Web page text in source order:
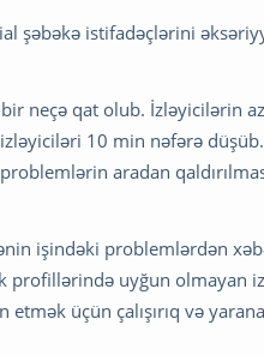
şəbəkə istifadəçlərini
neçə qat olub. İzləyicilərin
10 min nəfərə
aradan
işindəki problemlərdən
uyğun olmayan
üçün çalışırıq və